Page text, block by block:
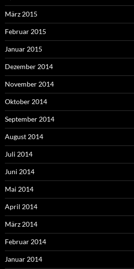
März 2015
Februar 2015
Januar 2015
Dezember 2014
November 2014
Oktober 2014
September 2014
August 2014
Juli 2014
Juni 2014
Mai 2014
April 2014
März 2014
Februar 2014
Januar 2014